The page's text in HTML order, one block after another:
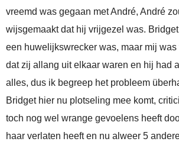
vreemd was gegaan met André, André
wijsgemaakt dat hij vrijgezel was.
een huwelijkswrecker was, maar mij
dat zij allang uit elkaar waren en hij had
alles, dus ik begreep het probleem
Bridget hier nu plotseling mee komt,
toch nog wel wrange gevoelens heeft
haar verlaten heeft en nu alweer 5